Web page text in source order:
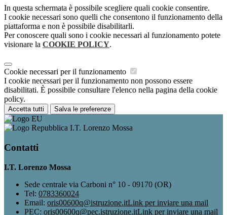
In questa schermata è possibile scegliere quali cookie consentire.
I cookie necessari sono quelli che consentono il funzionamento della
piattaforma e non è possibile disabilitarli.
Per conoscere quali sono i cookie necessari al funzionamento potete
visionare la COOKIE POLICY.
Cookie necessari per il funzionamento
I cookie necessari per il funzionamento non possono essere
disabilitati. È possibile consultare l'elenco nella pagina della cookie
policy.
Accetta tutti Salva le preferenze
I.T. Lorenzo Mossa
Contatti
I.T. Lorenzo Mossa
Sede centrale via Carboni n° 10 - 09170 (OR)
Tel: 0783360024
Email: oris00600q@istruzione.itLink per inviare una mail
PEC: oris00600q@pec.istruzione.itLink per inviare una mail